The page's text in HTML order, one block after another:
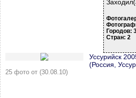
Городов:
Стран: 2
Уссурийск
(Россия,
25 фото от (30.08.10)